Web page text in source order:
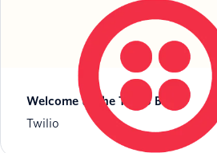
Welcome to the Twilio Blog
Twilio